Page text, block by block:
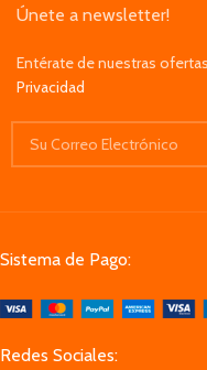
Únete a newsletter!
Entérate de nuestras
Privacidad
Sistema de Pago:
Redes Sociales: